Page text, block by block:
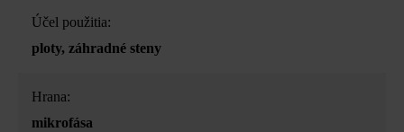
Účel použitia:
ploty, záhradné steny
Hrana:
mikrofása